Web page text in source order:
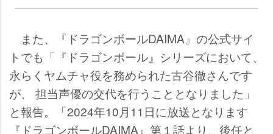
また、『ドラゴンボールDAIMA』の公式サイ
トでも「『ドラゴンボール』シリーズにおいて、
永らくヤムチャ役を務められた古谷徹さんです
が、 担当声優の交代を行うこととなりました」
と報告。「2024年10月11日に放送となります
『ドラゴンボールDAIMA』第１話より、後任と